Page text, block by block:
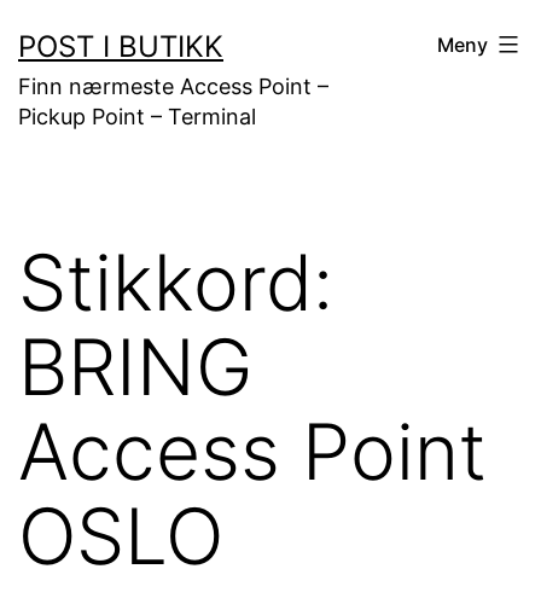
til
innhold
POST I BUTIKK
Finn nærmeste Access Point –
Pickup Point – Terminal
Meny
Stikkord:
BRING
Access Point
OSLO